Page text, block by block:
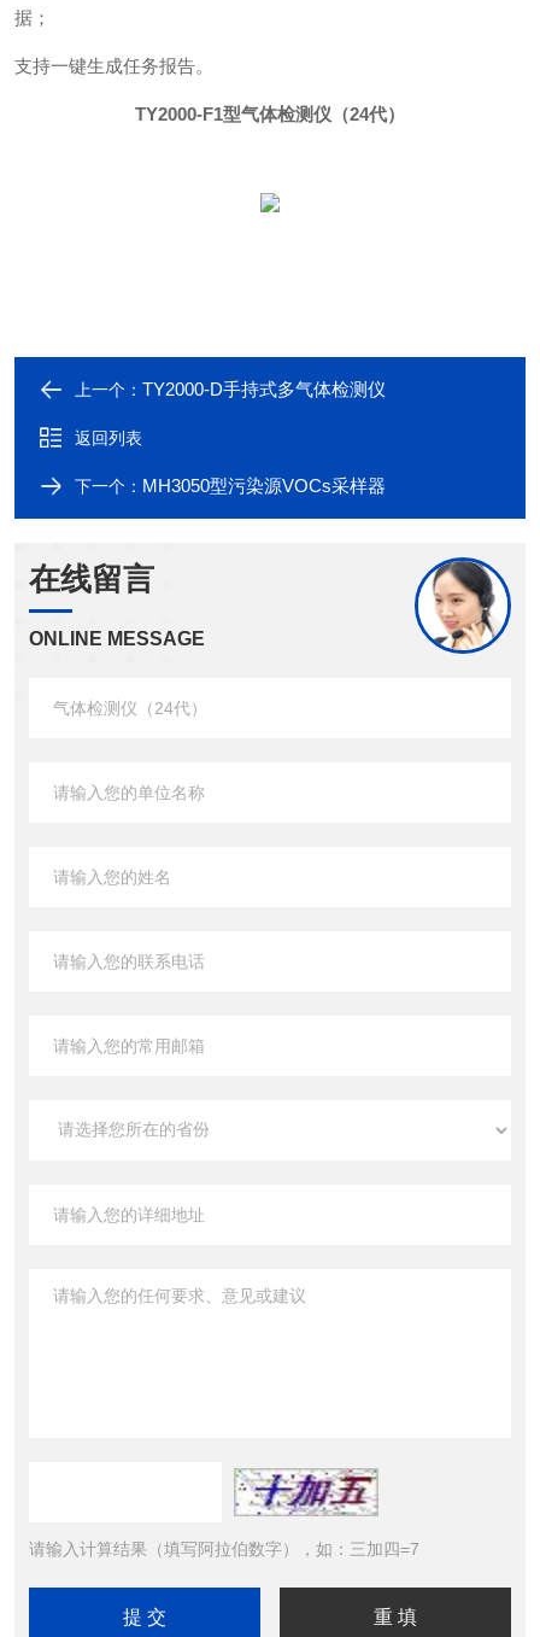
据；
支持一键生成任务报告。
TY2000-F1型气体检测仪（24代）
上一个： TY2000-D手持式多气体检测仪
返回列表
下一个： MH3050型污染源VOCs采样器
在线留言
ONLINE MESSAGE
请输入计算结果（填写阿拉伯数字），如：三加四=7